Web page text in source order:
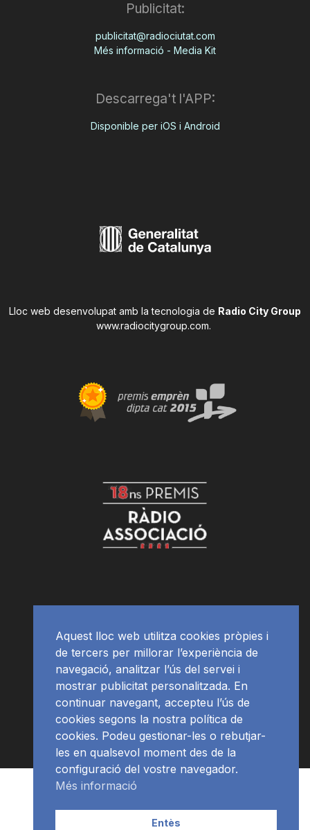
Publicitat:
publicitat@radiociutat.com
Més informació - Media Kit
Descarrega't l'APP:
Disponible per iOS i Android
Lloc web desenvolupat amb la tecnologia de Radio City Group
www.radiocitygroup.com.
RàdioNews
Aquest lloc web utilitza cookies pròpies i
de tercers per millorar l’experiència de
navegació, analitzar l’ús del servei i
mostrar publicitat personalitzada. En
continuar navegant, accepteu l’ús de
cookies segons la nostra política de
cookies. Podeu gestionar-les o rebutjar-
les en qualsevol moment des de la
configuració del vostre navegador.
Més informació
Entès